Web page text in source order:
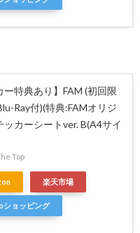
ー特典あり】FAM (初回限
Ray付)(特典:FAMオリジ
ッカーシートver. B(A4サイ
Top
楽天市場
ショッピング